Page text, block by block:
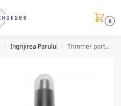
0
/ Ingrijirea Parului / Trimmer portabil AE829, pentru nas si sprancene, 1+1 gratis